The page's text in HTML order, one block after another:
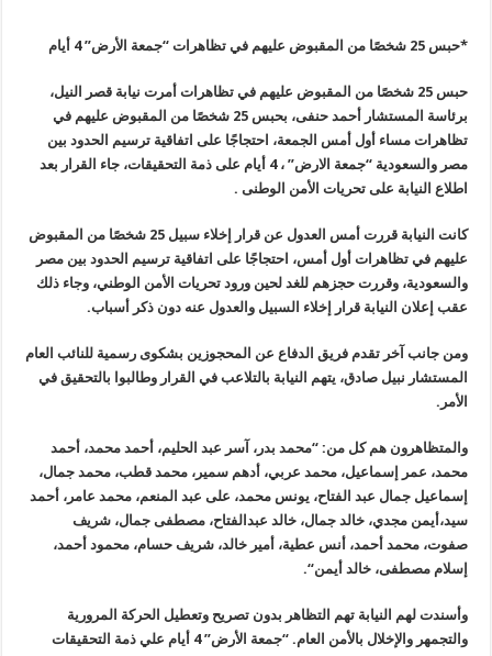
*حبس 25 شخصًا من المقبوض عليهم في تظاهرات “جمعة الأرض” 4 أيام
حبس 25 شخصًا من المقبوض عليهم في تظاهرات أمرت نيابة قصر النيل،
برئاسة المستشار أحمد حنفى، بحبس 25 شخصًا من المقبوض عليهم في
تظاهرات مساء أول أمس الجمعة، احتجاجًا على اتفاقية ترسيم الحدود بين
مصر والسعودية “جمعة الارض” ، 4 أيام على ذمة التحقيقات، جاء القرار بعد
اطلاع النيابة على تحريات الأمن الوطنى .
كانت النيابة قررت أمس العدول عن قرار إخلاء سبيل 25 شخصًا من المقبوض
عليهم في تظاهرات أول أمس، احتجاجًا على اتفاقية ترسيم الحدود بين مصر
والسعودية، وقررت حجزهم للغد لحين ورود تحريات الأمن الوطني، وجاء ذلك
عقب إعلان النيابة قرار إخلاء السبيل والعدول عنه دون ذكر أسباب.
ومن جانب آخر تقدم فريق الدفاع عن المحجوزين بشكوى رسمية للنائب العام
المستشار نبيل صادق، يتهم النيابة بالتلاعب في القرار وطالبوا بالتحقيق في
الأمر .
والمتظاهرون هم كل من: “محمد بدر، آسر عبد الحليم، أحمد محمد، أحمد
محمد، عمر إسماعيل، محمد عربي، أدهم سمير، محمد قطب، محمد جمال،
إسماعيل جمال عبد الفتاح، يونس محمد، على عبد المنعم، محمد عامر، أحمد
سيد،أيمن مجدي، خالد جمال، خالد عبدالفتاح، مصطفى جمال، شريف
صفوت، محمد أحمد، أنس عطية، أمير خالد، شريف حسام، محمود أحمد،
إسلام مصطفى، خالد أيمن“.
وأسندت لهم النيابة تهم التظاهر بدون تصريح وتعطيل الحركة المرورية
والتجمهر والإخلال بالأمن العام. “جمعة الأرض” 4 أيام علي ذمة التحقيقات